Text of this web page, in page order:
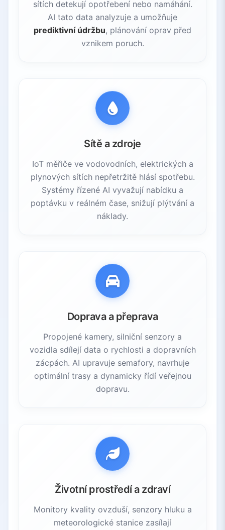
sítích detekují opotřebení nebo namáhání.
AI tato data analyzuje a umožňuje
prediktivní údržbu, plánování oprav před
vznikem poruch.
Sítě a zdroje
IoT měřiče ve vodovodních, elektrických a
plynových sítích nepřetržitě hlásí spotřebu.
Systémy řízené AI vyvažují nabídku a
poptávku v reálném čase, snižují plýtvání a
náklady.
Doprava a přeprava
Propojené kamery, silniční senzory a
vozidla sdílejí data o rychlosti a dopravních
zácpách. AI upravuje semafory, navrhuje
optimální trasy a dynamicky řídí veřejnou
dopravu.
Životní prostředí a zdraví
Monitory kvality ovzduší, senzory hluku a
meteorologické stanice zasílají